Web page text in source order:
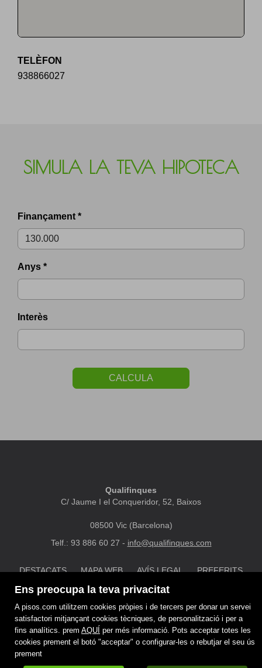
Ens preocupa la teva privacitat
A pisos.com utilitzem cookies pròpies i de tercers per donar un servei
satisfactori mitjançant cookies tècniques, de personalització i per a
fins analítics. prem AQUÍ per més informació. Pots acceptar totes les
cookies prement el botó "acceptar" o configurar-les o rebutjar el seu ús
prement
TELÈFON
938866027
SIMULA LA TEVA HIPOTECA
Finançament *
Anys *
Interès
CALCULA
Qualifinques
C/ Jaume I el Conqueridor, 52, Baixos
08500 Vic (Barcelona)
Telf.: 93 886 60 27 - info@qualifinques.com
DESTACATS MAPA WEB AVÍS LEGAL
PREFERITS
POLÍTICA DE COOKIES